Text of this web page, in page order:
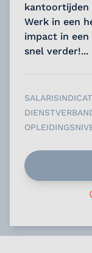
kantoortijden
Werk in een
impact in een
snel verder!...